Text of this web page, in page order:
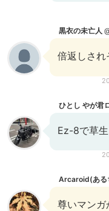
黒衣の未亡人
倍返しされ
ひとし やが君
Ez-8で草
Arcaroid(ある
尊いマンガ